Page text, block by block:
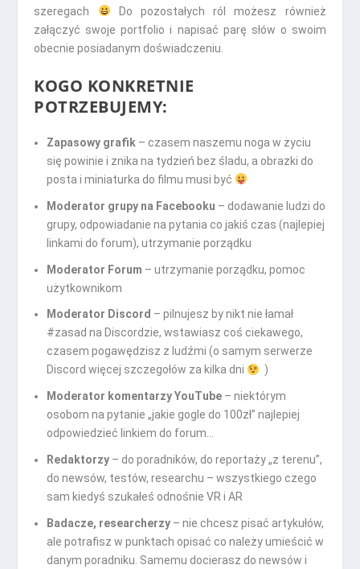
szeregach
Do pozostałych ról możesz również
załączyć swoje portfolio i napisać parę słów o swoim
obecnie posiadanym doświadczeniu.
KOGO KONKRETNIE
POTRZEBUJEMY:
Zapasowy grafik – czasem naszemu noga w życiu
się powinie i znika na tydzień bez śladu, a obrazki do
posta i miniaturka do filmu musi być
Moderator grupy na Facebooku – dodawanie ludzi do
grupy, odpowiadanie na pytania co jakiś czas (najlepiej
linkami do forum), utrzymanie porządku
Moderator Forum – utrzymanie porządku, pomoc
użytkownikom
Moderator Discord – pilnujesz by nikt nie łamał
#zasad na Discordzie, wstawiasz coś ciekawego,
czasem pogawędzisz z ludźmi (o samym serwerze
Discord więcej szczegołów za kilka dni
)
Moderator komentarzy YouTube – niektórym
osobom na pytanie „jakie gogle do 100zł” najlepiej
odpowiedzieć linkiem do forum…
Redaktorzy – do poradników, do reportaży „z terenu”,
do newsów, testów, researchu – wszystkiego czego
sam kiedyś szukałeś odnośnie VR i AR
Badacze, researcherzy – nie chcesz pisać artykułów,
ale potrafisz w punktach opisać co należy umieścić w
danym poradniku. Samemu docierasz do newsów i